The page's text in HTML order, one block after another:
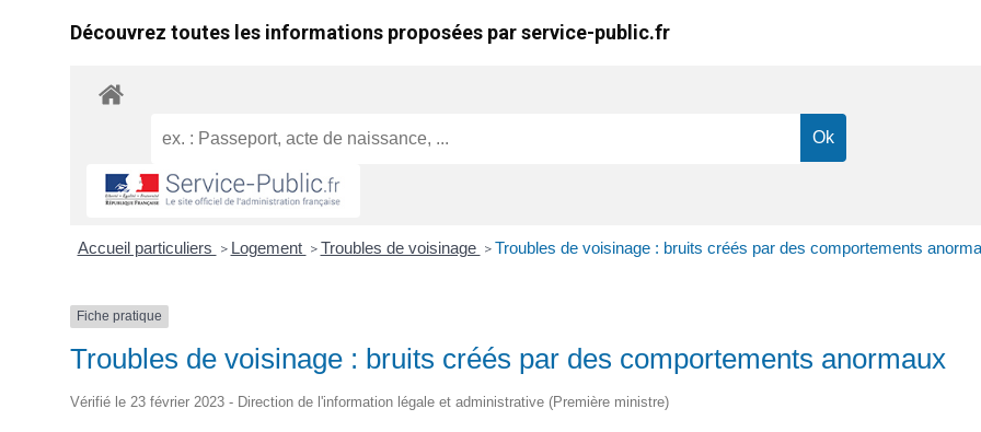
Découvrez toutes les informations proposées par service-public.fr
Accueil particuliers > Logement > Troubles de voisinage > Troubles de voisinage : bruits créés par des comportements
Fiche pratique
Troubles de voisinage : bruits créés par des comportements anormaux
Vérifié le 23 février 2023 - Direction de l'information légale et administrative (Première ministre)